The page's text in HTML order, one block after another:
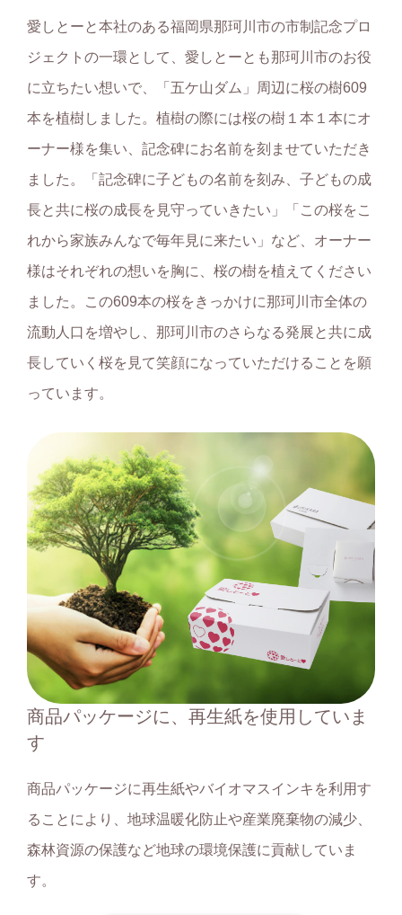
愛しとーと本社のある福岡県那珂川市の市制記念プロ
ジェクトの一環として、愛しとーとも那珂川市のお役
に立ちたい想いで、「五ケ山ダム」周辺に桜の樹609
本を植樹しました。植樹の際には桜の樹１本１本にオ
ーナー様を集い、記念碑にお名前を刻ませていただき
ました。「記念碑に子どもの名前を刻み、子どもの成
長と共に桜の成長を見守っていきたい」「この桜をこ
れから家族みんなで毎年見に来たい」など、オーナー
様はそれぞれの想いを胸に、桜の樹を植えてください
ました。この609本の桜をきっかけに那珂川市全体の
流動人口を増やし、那珂川市のさらなる発展と共に成
長していく桜を見て笑顔になっていただけることを願
っています。
商品パッケージに、再生紙を使用していま
す
商品パッケージに再生紙やバイオマスインキを利用す
ることにより、地球温暖化防止や産業廃棄物の減少、
森林資源の保護など地球の環境保護に貢献していま
す。